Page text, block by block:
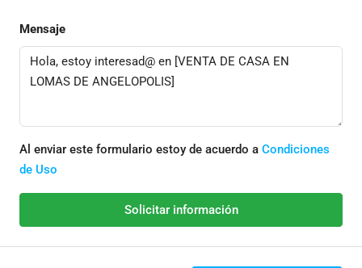
Mensaje
Al enviar este formulario estoy de acuerdo a Condiciones
de Uso
Solicitar información